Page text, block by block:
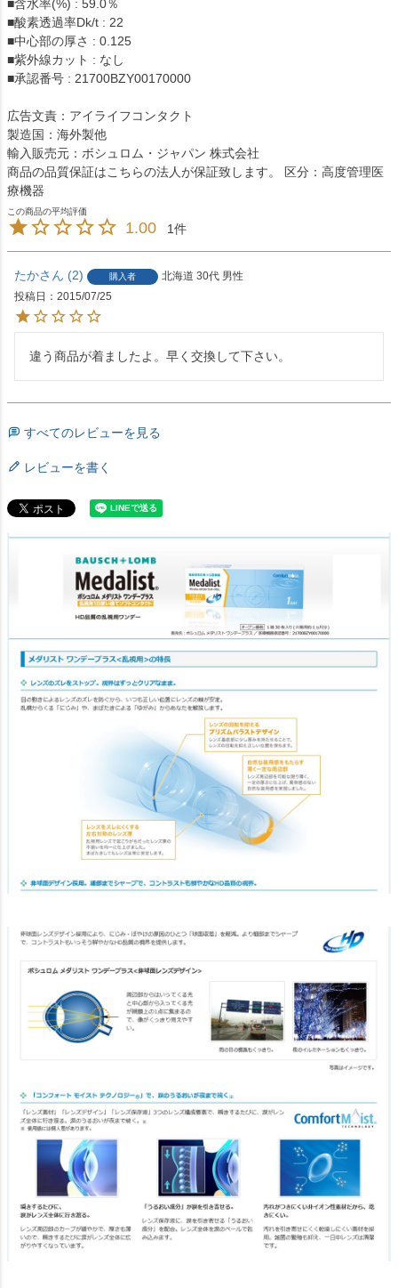
■含水率(%) : 59.0％
■酸素透過率Dk/t : 22
■中心部の厚さ : 0.125
■紫外線カット : なし
■承認番号 : 21700BZY00170000
広告文責：アイライフコンタクト
製造国：海外製他
輸入販売元：ボシュロム・ジャパン 株式会社
商品の品質保証はこちらの法人が保証致します。 区分：高度管理医
療機器
1.00 1
たか 2 購入者 北海道 30代 男性
投稿日
2015/07/25
違う商品が着ましたよ。早く交換して下さい。
すべてのレビューを見る
レビューを書く